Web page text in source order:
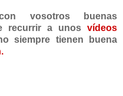
vosotros buenas
recurrir a unos vídeos
siempre tienen buena